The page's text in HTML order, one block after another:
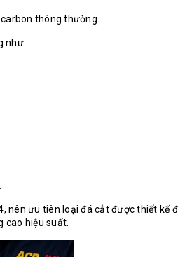
thông thường.
như:
nên ưu tiên loại đá cắt được thiết kế
cao hiệu suất.